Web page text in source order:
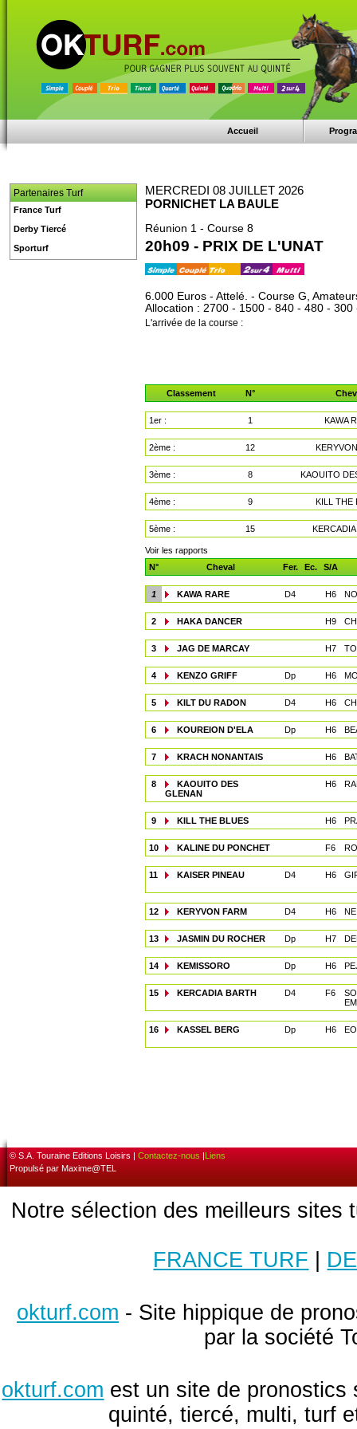
Accueil
MERCREDI 08 JUILLET 2026
PORNICHET LA BAULE
Réunion 1 - Course 8
20h09 - PRIX DE L'UNAT
6.000 Euros - Attelé. - Course G,
Allocation : 2700 - 1500 - 840 - 480 - 300
L'arrivée de la course :
Classement N°
1er : 1 KAWA
2ème : 12
3ème : 8 KAOUITO
4ème : 9 KILL THE
5ème : 15
Voir les rapports
N°
Cheval Fer. Ec. S/A
1 KAWA RARE D4 H6
2 HAKA DANCER H9
3 JAG DE MARCAY H7
4 KENZO GRIFF Dp H6
5 KILT DU RADON D4 H6
6 KOUREION D'ELA Dp H6
7 KRACH NONANTAIS H6
8
KAOUITO DES
GLENAN
H6
9 KILL THE BLUES H6
10 KALINE DU PONCHET F6
11 KAISER PINEAU D4 H6
12 KERYVON FARM D4 H6
13 JASMIN DU ROCHER Dp H7
14 KEMISSORO Dp H6
15 KERCADIA BARTH D4 F6
16 KASSEL BERG Dp H6
Partenaires Turf
France Turf
Derby Tiercé
Sporturf
© S.A. Touraine Editions Loisirs | Contactez-nous |Liens
Propulsé par Maxime@TEL
Notre sélection des meilleurs sites
FRANCE TURF
okturf.com - Site hippique de
par la société
okturf.com est un site de pronostics
quinté, tiercé, multi, turf